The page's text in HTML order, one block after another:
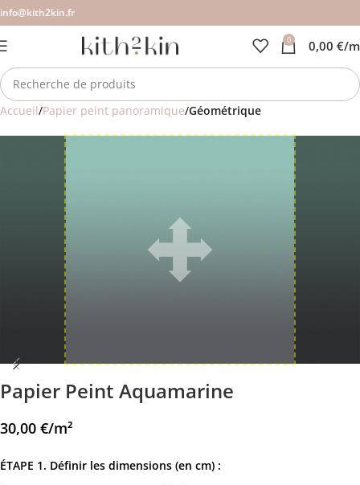
info@kith2kin.fr
0 0,00 €/
Accueil Papier peint panoramique Géométrique
Papier Peint Aquamarine
30,00 €/m²
ÉTAPE 1. Définir les dimensions (en cm) :